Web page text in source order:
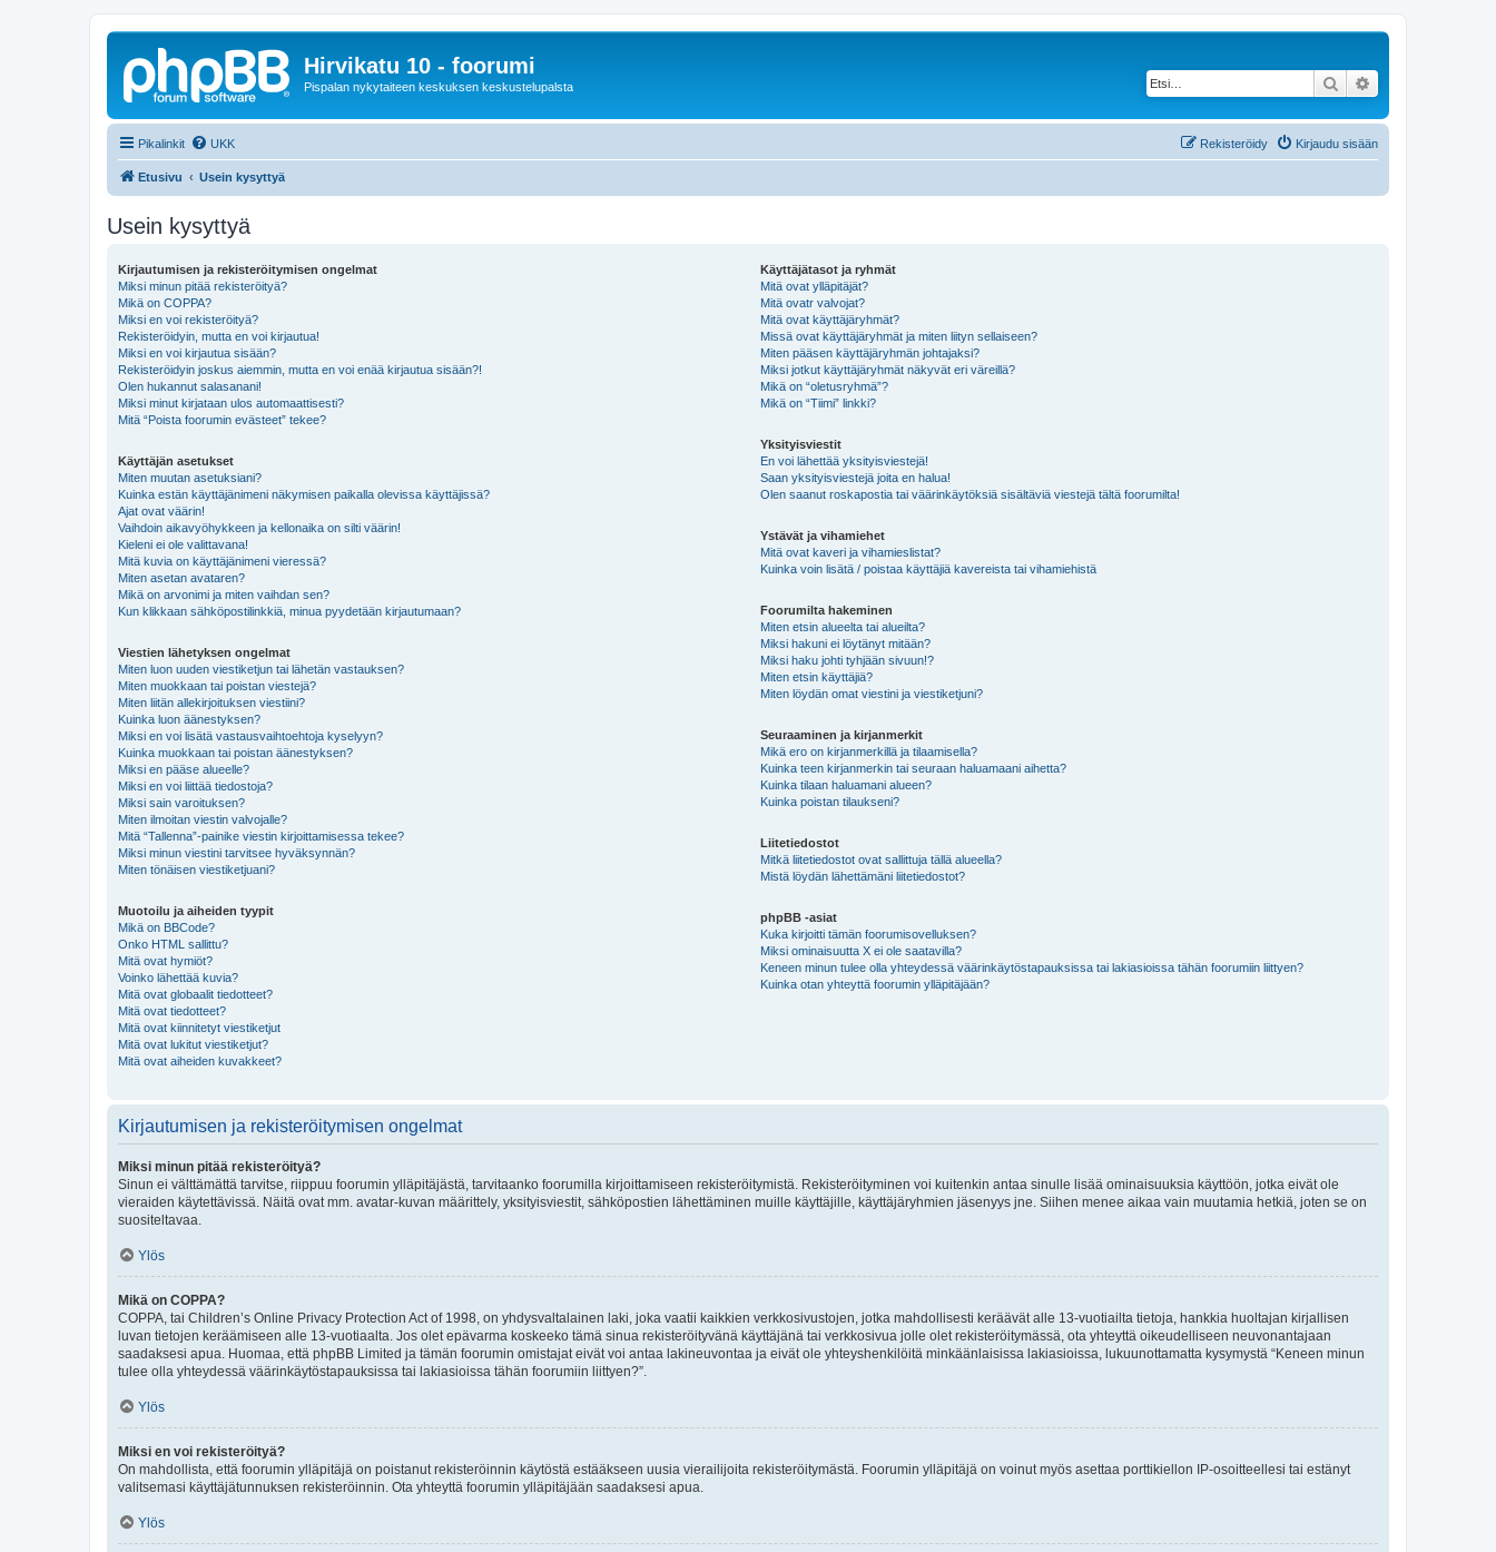
Hirvikatu 10 - foorumi
Pispalan nykytaiteen keskuksen keskustelupalsta Etsi
Pikalinkit UKK Kirjaudu sisään
Rekisteröidy
Etusivu Usein kysyttyä
Usein kysyttyä
Kirjautumisen ja rekisteröitymisen ongelmat
Miksi minun pitää rekisteröityä?
Mikä on COPPA?
Miksi en voi rekisteröityä?
Rekisteröidyin, mutta en voi kirjautua!
Miksi en voi kirjautua sisään?
Rekisteröidyin joskus aiemmin, mutta en voi enää kirjautua sisään?!
Olen hukannut salasanani!
Miksi minut kirjataan ulos automaattisesti?
Mitä “Poista foorumin evästeet” tekee?
Käyttäjän asetukset
Miten muutan asetuksiani?
Kuinka estän käyttäjänimeni näkymisen paikalla olevissa käyttäjissä?
Ajat ovat väärin!
Vaihdoin aikavyöhykkeen ja kellonaika on silti väärin!
Kieleni ei ole valittavana!
Mitä kuvia on käyttäjänimeni vieressä?
Miten asetan avataren?
Mikä on arvonimi ja miten vaihdan sen?
Kun klikkaan sähköpostilinkkiä, minua pyydetään kirjautumaan?
Viestien lähetyksen ongelmat
Miten luon uuden viestiketjun tai lähetän vastauksen?
Miten muokkaan tai poistan viestejä?
Miten liitän allekirjoituksen viestiini?
Kuinka luon äänestyksen?
Miksi en voi lisätä vastausvaihtoehtoja kyselyyn?
Kuinka muokkaan tai poistan äänestyksen?
Miksi en pääse alueelle?
Miksi en voi liittää tiedostoja?
Miksi sain varoituksen?
Miten ilmoitan viestin valvojalle?
Mitä “Tallenna”-painike viestin kirjoittamisessa tekee?
Miksi minun viestini tarvitsee hyväksynnän?
Miten tönäisen viestiketjuani?
Muotoilu ja aiheiden tyypit
Mikä on BBCode?
Onko HTML sallittu?
Mitä ovat hymiöt?
Voinko lähettää kuvia?
Mitä ovat globaalit tiedotteet?
Mitä ovat tiedotteet?
Mitä ovat kiinnitetyt viestiketjut
Mitä ovat lukitut viestiketjut?
Mitä ovat aiheiden kuvakkeet?
Käyttäjätasot ja ryhmät
Mitä ovat ylläpitäjät?
Mitä ovatr valvojat?
Mitä ovat käyttäjäryhmät?
Missä ovat käyttäjäryhmät ja miten liityn sellaiseen?
Miten pääsen käyttäjäryhmän johtajaksi?
Miksi jotkut käyttäjäryhmät näkyvät eri väreillä?
Mikä on “oletusryhmä”?
Mikä on “Tiimi” linkki?
Yksityisviestit
En voi lähettää yksityisviestejä!
Saan yksityisviestejä joita en halua!
Olen saanut roskapostia tai väärinkäytöksiä sisältäviä viestejä tältä foorumilta!
Ystävät ja vihamiehet
Mitä ovat kaveri ja vihamieslistat?
Kuinka voin lisätä / poistaa käyttäjiä kavereista tai vihamiehistä
Foorumilta hakeminen
Miten etsin alueelta tai alueilta?
Miksi hakuni ei löytänyt mitään?
Miksi haku johti tyhjään sivuun!?
Miten etsin käyttäjiä?
Miten löydän omat viestini ja viestiketjuni?
Seuraaminen ja kirjanmerkit
Mikä ero on kirjanmerkillä ja tilaamisella?
Kuinka teen kirjanmerkin tai seuraan haluamaani aihetta?
Kuinka tilaan haluamani alueen?
Kuinka poistan tilaukseni?
Liitetiedostot
Mitkä liitetiedostot ovat sallittuja tällä alueella?
Mistä löydän lähettämäni liitetiedostot?
phpBB -asiat
Kuka kirjoitti tämän foorumisovelluksen?
Miksi ominaisuutta X ei ole saatavilla?
Keneen minun tulee olla yhteydessä väärinkäytöstapauksissa tai lakiasioissa tähän foorumiin liittyen?
Kuinka otan yhteyttä foorumin ylläpitäjään?
Kirjautumisen ja rekisteröitymisen ongelmat
Miksi minun pitää rekisteröityä?
Sinun ei välttämättä tarvitse, riippuu foorumin ylläpitäjästä, tarvitaanko foorumilla kirjoittamiseen rekisteröitymistä. Rekisteröityminen voi kuitenkin antaa sinulle lisää ominaisuuksia käyttöön, jotka eivät ole
vieraiden käytettävissä. Näitä ovat mm. avatar-kuvan määrittely, yksityisviestit, sähköpostien lähettäminen muille käyttäjille, käyttäjäryhmien jäsenyys jne. Siihen menee aikaa vain muutamia hetkiä, joten se on
suositeltavaa.
Ylös
Mikä on COPPA?
COPPA, tai Children’s Online Privacy Protection Act of 1998, on yhdysvaltalainen laki, joka vaatii kaikkien verkkosivustojen, jotka mahdollisesti keräävät alle 13-vuotiailta tietoja, hankkia huoltajan kirjallisen
luvan tietojen keräämiseen alle 13-vuotiaalta. Jos olet epävarma koskeeko tämä sinua rekisteröityvänä käyttäjänä tai verkkosivua jolle olet rekisteröitymässä, ota yhteyttä oikeudelliseen neuvonantajaan
saadaksesi apua. Huomaa, että phpBB Limited ja tämän foorumin omistajat eivät voi antaa lakineuvontaa ja eivät ole yhteyshenkilöitä minkäänlaisissa lakiasioissa, lukuunottamatta kysymystä “Keneen minun
tulee olla yhteydessä väärinkäytöstapauksissa tai lakiasioissa tähän foorumiin liittyen?”.
Ylös
Miksi en voi rekisteröityä?
On mahdollista, että foorumin ylläpitäjä on poistanut rekisteröinnin käytöstä estääkseen uusia vierailijoita rekisteröitymästä. Foorumin ylläpitäjä on voinut myös asettaa porttikiellon IP-osoitteellesi tai estänyt
valitsemasi käyttäjätunnuksen rekisteröinnin. Ota yhteyttä foorumin ylläpitäjään saadaksesi apua.
Ylös